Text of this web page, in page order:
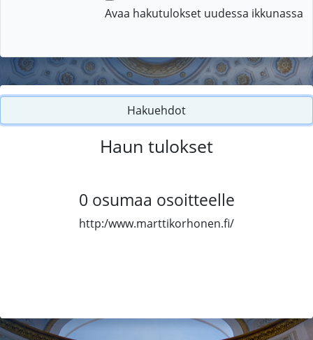
Avaa hakutulokset uudessa ikkunassa
Hakuehdot
Haun tulokset
0 osumaa osoitteelle
http:/www.marttikorhonen.fi/